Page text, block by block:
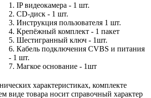
1. IP видеокамера - 1 шт.
2. СD-диск - 1 шт.
3. Инструкция пользователя 1 шт.
4. Крепёжный комплект - 1 пакет
5. Шестигранный ключ - 1шт.
6. Кабель подключения CVBS и питания
- 1 шт.
7. Магкое основание - 1шт
характеристиках, комплекте
виде товара носит справочный характер